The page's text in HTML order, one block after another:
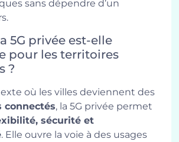
sans dépendre d’un
5G privée est-elle
pour les territoires
?
où les villes deviennent des
connectés, la 5G privée permet
sécurité et
. Elle ouvre la voie à des usages